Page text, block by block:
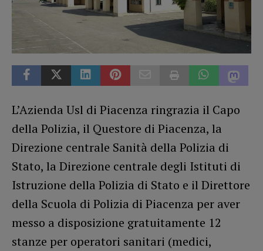
L’Azienda Usl di Piacenza ringrazia il Capo
della Polizia, il Questore di Piacenza, la
Direzione centrale Sanità della Polizia di
Stato, la Direzione centrale degli Istituti di
Istruzione della Polizia di Stato e il Direttore
della Scuola di Polizia di Piacenza per aver
messo a disposizione gratuitamente 12
stanze per operatori sanitari (medici,